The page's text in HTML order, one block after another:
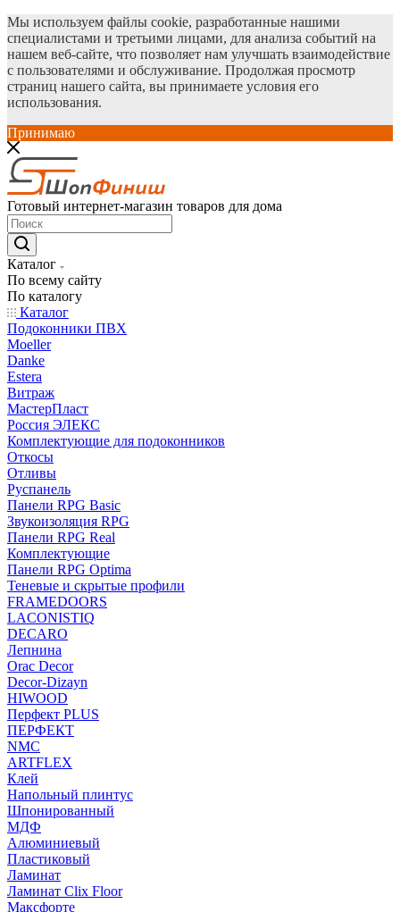
Мы используем файлы cookie, разработанные нашими
специалистами и третьими лицами, для анализа событий на
нашем веб-сайте, что позволяет нам улучшать взаимодействие
с пользователями и обслуживание. Продолжая просмотр
страниц нашего сайта, вы принимаете условия его
использования.
Принимаю
Готовый интернет-магазин товаров для дома
Каталог
По всему сайту
По каталогу
Каталог
Подоконники ПВХ
Moeller
Danke
Estera
Витраж
МастерПласт
Россия ЭЛЕКС
Комплектующие для подоконников
Откосы
Отливы
Руспанель
Панели RPG Basic
Звукоизоляция RPG
Панели RPG Real
Комплектующие
Панели RPG Optima
Теневые и скрытые профили
FRAMEDOORS
LACONISTIQ
DECARO
Лепнина
Orac Decor
Decor-Dizayn
HIWOOD
Перфект PLUS
ПЕРФЕКТ
NMC
ARTFLEX
Клей
Напольный плинтус
Шпонированный
МДФ
Алюминиевый
Пластиковый
Ламинат
Ламинат Clix Floor
Максфорте